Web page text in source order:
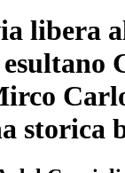
libera
storica